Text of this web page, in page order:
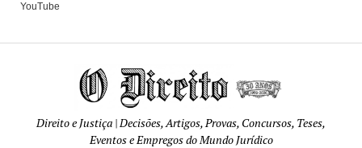
YouTube
Direito e Justiça | Decisões, Artigos, Provas, Concursos, Teses,
Eventos e Empregos do Mundo Jurídico